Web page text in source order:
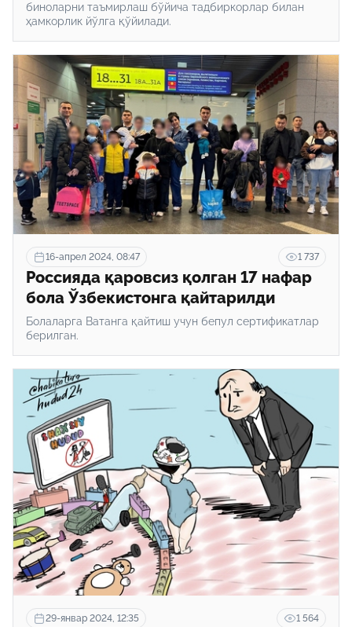
биноларни таъмирлаш бўйича тадбиркорлар билан
ҳамкорлик йўлга қўйилади.
16-апрел 2024, 08:47 1 737
Россияда қаровсиз қолган 17 нафар
бола Ўзбекистонга қайтарилди
Болаларга Ватанга қайтиш учун бепул сертификатлар
берилган.
29-январ 2024, 12:35 1 564